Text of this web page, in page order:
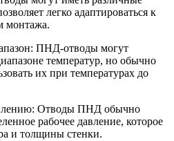
легко адаптироваться к
монтажа.
ПНД-отводы могут
температур, но обычно
их при температурах до
Отводы ПНД обычно
рабочее давление, которое
и толщины стенки.